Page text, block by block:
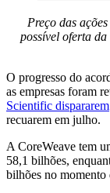
Preço das
possível oferta
O progresso do
as empresas foram
Scientific dispararem
recuarem em julho.
A CoreWeave tem
58,1 bilhões,
bilhões no momento